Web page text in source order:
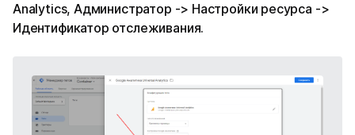
Analytics, Администратор -> Настройки ресурса ->
Идентификатор отслеживания.